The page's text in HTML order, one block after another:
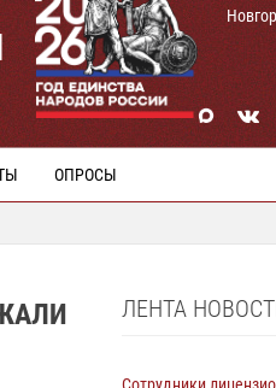
ОПРОСЫ
ЛЕНТА